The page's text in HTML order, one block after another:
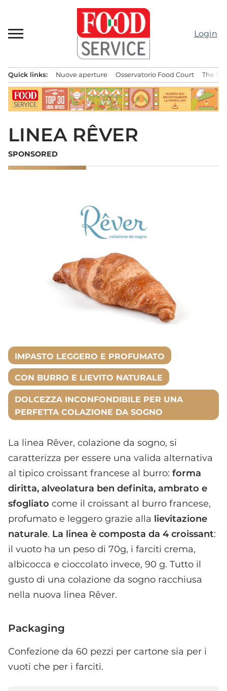
contenuto
Login
principale
Quick links: Nuove aperture Osservatorio Food Court The
LINEA RÊVER
SPONSORED
IMPASTO LEGGERO E PROFUMATO
CON BURRO E LIEVITO NATURALE
DOLCEZZA INCONFONDIBILE PER UNA
PERFETTA COLAZIONE DA SOGNO
La linea Rêver, colazione da sogno, si
caratterizza per essere una valida alternativa
al tipico croissant francese al burro: forma
diritta, alveolatura ben definita, ambrato e
sfogliato come il croissant al burro francese,
profumato e leggero grazie alla lievitazione
naturale. La linea è composta da 4 croissant:
il vuoto ha un peso di 70g, i farciti crema,
albicocca e cioccolato invece, 90 g. Tutto il
gusto di una colazione da sogno racchiusa
nella nuova linea Rêver.
Packaging
Confezione da 60 pezzi per cartone sia per i
vuoti che per i farciti.